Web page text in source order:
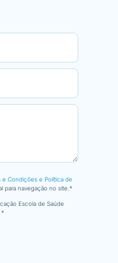
sede de mais, participei
Corporal foi muito
Nutrição integrativa, que
com boa logística,
e Condições e Política de
para navegação no site.*
Escola de Saúde
*